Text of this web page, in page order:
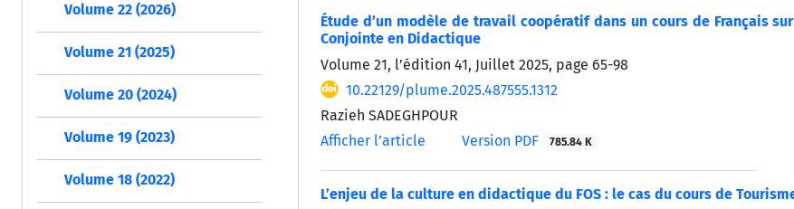
Étude d’un modèle de travail coopératif dans un cours de Français
Conjointe en Didactique
Volume 21, l’édition 41, Juillet 2025, page 65-98
10.22129/plume.2025.487555.1312
Razieh SADEGHPOUR
Afficher l’article
Version PDF 785.84 K
L’enjeu de la culture en didactique du FOS : le cas du cours de
Volume 22 (2026)
Volume 21 (2025)
Volume 20 (2024)
Volume 19 (2023)
Volume 18 (2022)